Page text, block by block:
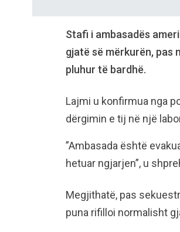
Stafi i ambasadës
gjatë së mërkurën, pas
pluhur të bardhë.
Lajmi u konfirmua nga
dërgimin e tij në një
”Ambasada është
hetuar ngjarjen”, u
Megjithatë, pas
puna rifilloi normalisht